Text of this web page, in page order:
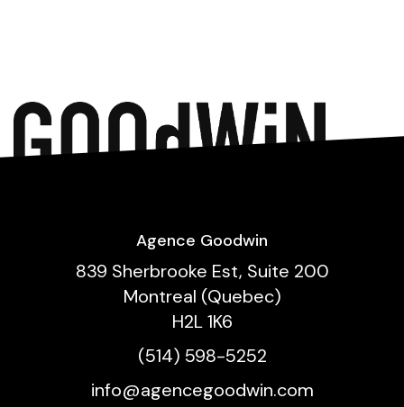
Agence Goodwin
839 Sherbrooke Est, Suite 200
Montreal (Quebec)
H2L 1K6
(514) 598-5252
info@agencegoodwin.com